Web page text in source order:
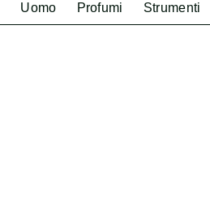
Uomo Profumi Strumenti